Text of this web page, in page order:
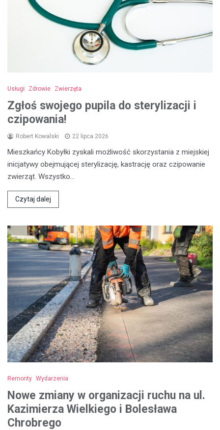
Usługi Zdrowie Zwierzęta
Zgłoś swojego pupila do sterylizacji i
czipowania!
Robert Kowalski 22 lipca 2026
Mieszkańcy Kobyłki zyskali możliwość skorzystania z miejskiej
inicjatywy obejmującej sterylizację, kastrację oraz czipowanie
zwierząt. Wszystko…
Czytaj dalej
Remonty Wydarzenia
Nowe zmiany w organizacji ruchu na ul.
Kazimierza Wielkiego i Bolesława
Chrobrego